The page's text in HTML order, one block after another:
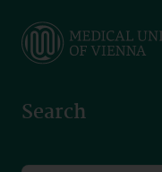
main
Search